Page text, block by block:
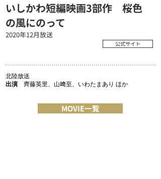
いしかわ短編映画3部作 桜色
の風にのって
2020年12月放送
公式サイト
北陸放送
出演 齊藤英里、山﨑至、いわたまあり ほか
MOVIE一覧